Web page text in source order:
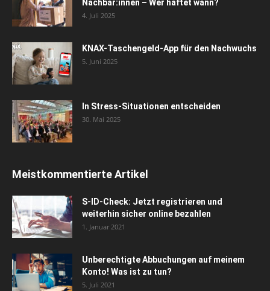
Nachbar:innen – Wer haftet wann?
4. Juli 2025
KNAX-Taschengeld-App für den Nachwuchs
5. Juni 2025
In Stress-Situationen entscheiden
30. Mai 2025
Meistkommentierte Artikel
S-ID-Check: Jetzt registrieren und
weiterhin sicher online bezahlen
1. Januar 2021
Unberechtigte Abbuchungen auf meinem
Konto! Was ist zu tun?
5. Juli 2021